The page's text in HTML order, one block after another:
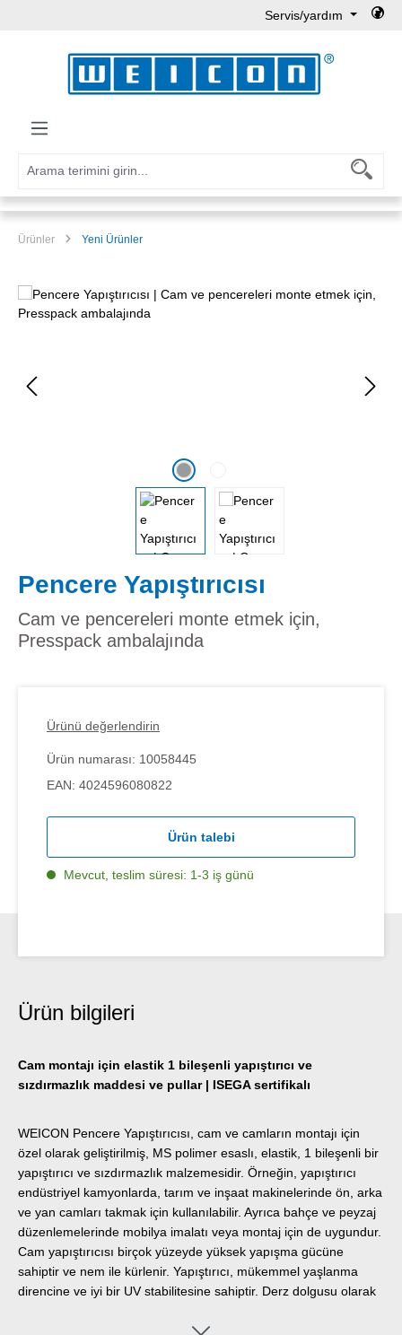
Servis/yardım
Ürünler Yeni Ürünler
Resim galerisini atla
Pencere Yapıştırıcısı
Cam ve pencereleri monte etmek için,
Presspack ambalajında
Ürünü değerlendirin
Ürün numarası: 10058445
EAN: 4024596080822
Ürün talebi
Mevcut, teslim süresi: 1-3 iş günü
Ürün bilgileri
Cam montajı için elastik 1 bileşenli yapıştırıcı ve
sızdırmazlık maddesi ve pullar | ISEGA sertifikalı
WEICON Pencere Yapıştırıcısı, cam ve camların montajı için
özel olarak geliştirilmiş, MS polimer esaslı, elastik, 1 bileşenli bir
yapıştırıcı ve sızdırmazlık malzemesidir. Örneğin, yapıştırıcı
endüstriyel kamyonlarda, tarım ve inşaat makinelerinde ön, arka
ve yan camları takmak için kullanılabilir. Ayrıca bahçe ve peyzaj
düzenlemelerinde mobilya imalatı veya montaj için de uygundur.
Cam yapıştırıcısı birçok yüzeyde yüksek yapışma gücüne
sahiptir ve nem ile kürlenir. Yapıştırıcı, mükemmel yaşlanma
direncine ve iyi bir UV stabilitesine sahiptir. Derz dolgusu olarak